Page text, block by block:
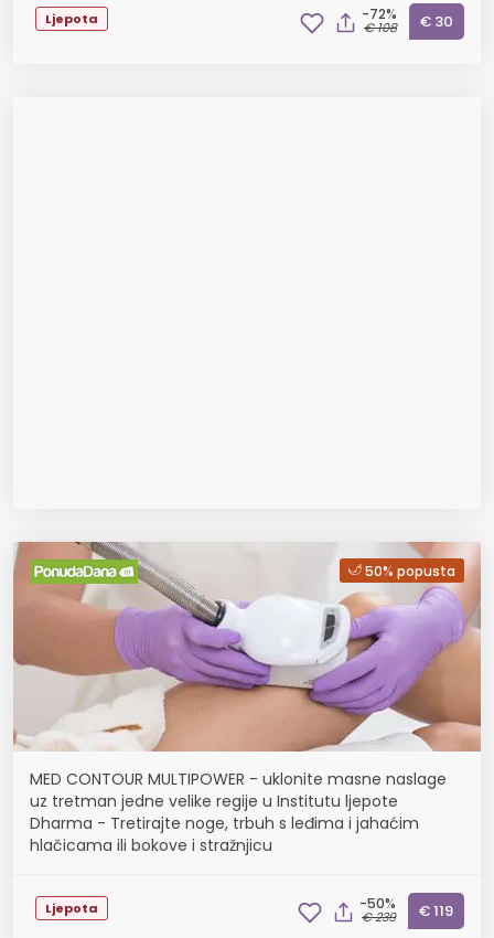
Ljepota -72%
€ 108 € 30
50% popusta
MED CONTOUR MULTIPOWER - uklonite masne naslage
uz tretman jedne velike regije u Institutu ljepote
Dharma - Tretirajte noge, trbuh s leđima i jahaćim
hlačicama ili bokove i stražnjicu
Ljepota -50%
€ 239 € 119